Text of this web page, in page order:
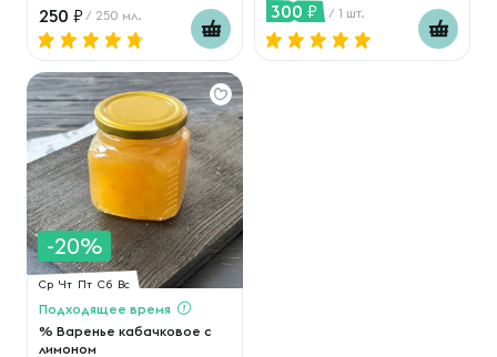
250 / 250 мл. 300 / 1 шт.
-20%
Ср Чт Пт Сб Вс
Подходящее время
% Варенье кабачковое с
лимоном